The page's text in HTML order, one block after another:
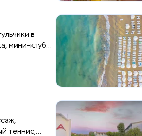
в
мини-клуб...
теннис,